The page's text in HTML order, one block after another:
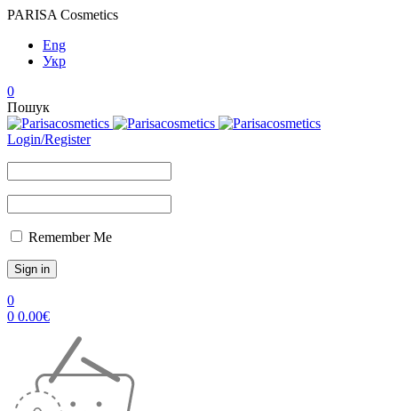
PARISA Cosmetics
Eng
Укр
0
Пошук
Login/Register
Remember Me
0
0 0.00€